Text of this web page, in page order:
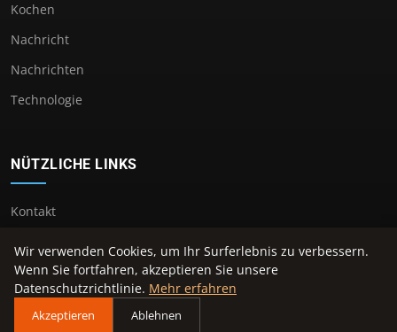
Kochen
Nachricht
Nachrichten
Technologie
NÜTZLICHE LINKS
Kontakt
© 2026 Vomdreiburgenland. Alle Rechte vorbehalten.
Über uns ImpressumDatenschutz
Wir verwenden Cookies, um Ihr Surferlebnis zu verbessern.
Wenn Sie fortfahren, akzeptieren Sie unsere
Datenschutzrichtlinie. Mehr erfahren
Akzeptieren Ablehnen